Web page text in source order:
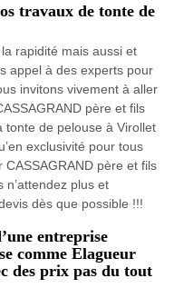
travaux de tonte de
rapidité mais aussi et
appel à des experts pour
invitons vivement à aller
père et fils
tonte de pelouse à Virollet
exclusivité pour tous
père et fils
plus et
dès que possible !!!
entreprise
comme Elagueur
des prix pas du tout